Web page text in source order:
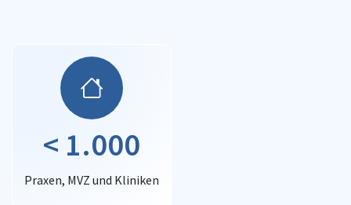
< 1.000
Praxen, MVZ und Kliniken